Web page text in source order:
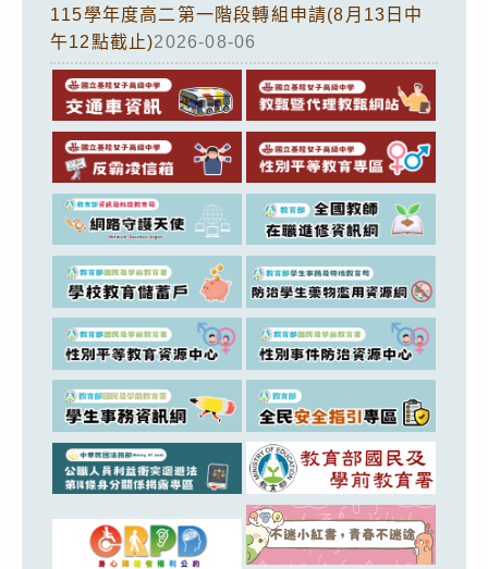
115學年度高二第一階段轉組申請(8月13日中
午12點截止)2026-08-06